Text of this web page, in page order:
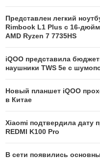
Представлен легкий
Rimbook L1 Plus с 16-
AMD Ryzen 7 7735HS
iQOO представила
наушники TWS 5e с
Новый планшет iQOO
в Китае
Xiaomi подтвердила дату
REDMI K100 Pro
В сети появились